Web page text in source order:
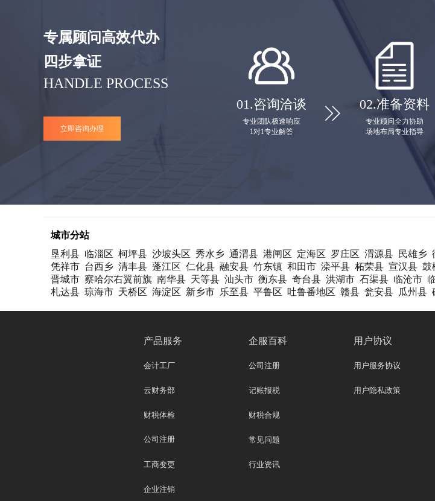
专属顾问高效代办
四步拿证
HANDLE PROCESS
立即咨询办理
01.咨询洽谈
专业团队极速响应
1对1专业解答
 02.准备资料
专业顾问全力协助
场地布局专业指导
城市分站
垦利县 临淄区 柯坪县 沙坡头区 秀水乡 通渭县 港闸区 定海区 罗庄区 渭源县 民雄乡
凭祥市 台西乡 清丰县 蓬江区 仁化县 融安县 竹东镇 和田市 滦平县 柘荣县 宣汉县 鼓
晋城市 察哈尔右翼前旗 南华县 天等县 汕头市 衡东县 奇台县 洪湖市 石渠县 临沧市
札达县 琼海市 天桥区 海淀区 新乡市 乐至县 平鲁区 吐鲁番地区 赣县 瓮安县 瓜州县
产品服务
会计工厂
云财务部
财税体检
公司注册
工商变更
企业注销
企服百科
公司注册
记账报税
财税合规
常见问题
行业资讯
用户协议
用户服务协议
用户隐私政策